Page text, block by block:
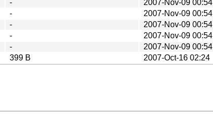
-
2007-Nov-09 00:54
-
2007-Nov-09 00:54
-
2007-Nov-09 00:54
-
2007-Nov-09 00:54
-
2007-Nov-09 00:54
399 B 2007-Oct-16 02:24